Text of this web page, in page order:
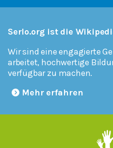
Serlo.org ist die
Wir sind eine engagierte
arbeitet, hochwertige
verfügbar zu machen.
Mehr erfahren